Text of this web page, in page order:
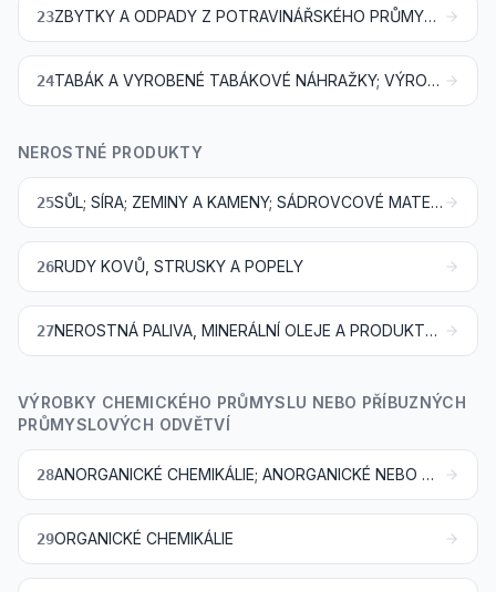
23 ZBYTKY A ODPADY Z POTRAVINÁŘSKÉHO PRŮMYSLU; PŘIPRAVENÉ KRMIVO
24 TABÁK A VYROBENÉ TABÁKOVÉ NÁHRAŽKY; VÝROBKY, TÉŽ OBSAHUJÍCÍ NIKOTIN, URČENÉ K VDECHOVÁNÍ BEZ SPALOVÁNÍ; JINÉ VÝROBKY OBSAHUJÍCÍ NIKOTIN URČENÉ K DODÁVÁNÍ NIKOTINU DO LIDSKÉHO TĚLA
NEROSTNÉ PRODUKTY
25 SŮL; SÍRA; ZEMINY A KAMENY; SÁDROVCOVÉ MATERIÁLY, VÁPNO A CEMENT
26RUDY KOVŮ, STRUSKY A POPELY
27 NEROSTNÁ PALIVA, MINERÁLNÍ OLEJE A PRODUKTY JEJICH DESTILACE; ŽIVIČNÉ LÁTKY; MINERÁLNÍ VOSKY
VÝROBKY CHEMICKÉHO PRŮMYSLU NEBO PŘÍBUZNÝCH
PRŮMYSLOVÝCH ODVĚTVÍ
28 ANORGANICKÉ CHEMIKÁLIE; ANORGANICKÉ NEBO ORGANICKÉ SLOUČENINY DRAHÝCH KOVŮ, KOVŮ VZÁCNÝCH ZEMIN, RADIOAKTIVNÍCH PRVKŮ NEBO IZOTOPŮ
29ORGANICKÉ CHEMIKÁLIE